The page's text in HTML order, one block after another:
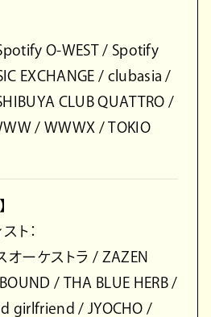
O-WEST / Spotify
EXCHANGE / clubasia /
CLUB QUATTRO /
/ WWWX / TOKIO
ト：
オーケストラ / ZAZEN
/ THA BLUE HERB /
girlfriend / JYOCHO /